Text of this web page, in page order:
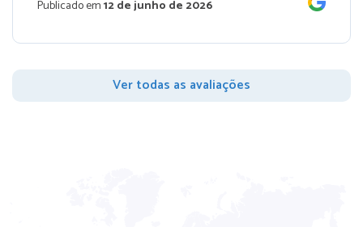
Publicado em12 de junho de 2026
Ver todas as avaliações